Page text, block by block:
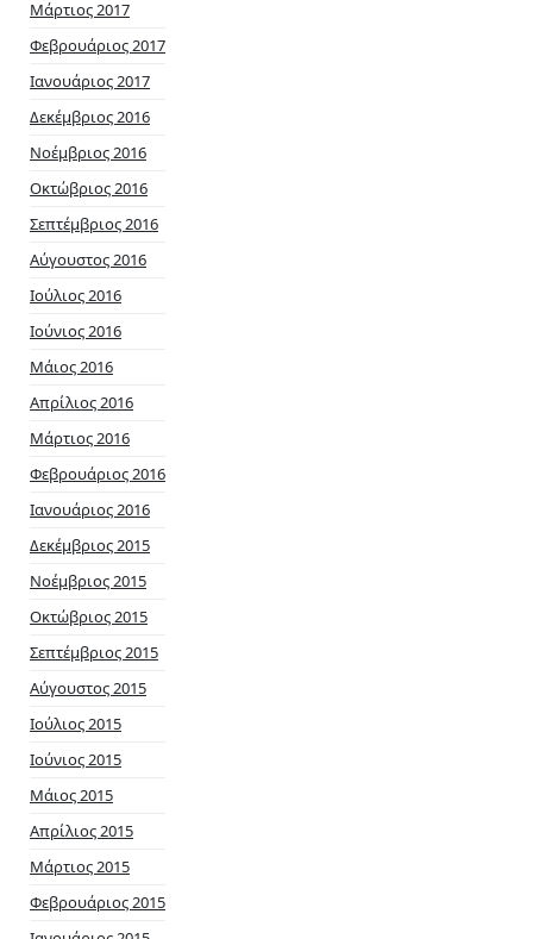
Μάρτιος 2017
Φεβρουάριος 2017
Ιανουάριος 2017
Δεκέμβριος 2016
Νοέμβριος 2016
Οκτώβριος 2016
Σεπτέμβριος 2016
Αύγουστος 2016
Ιούλιος 2016
Ιούνιος 2016
Μάιος 2016
Απρίλιος 2016
Μάρτιος 2016
Φεβρουάριος 2016
Ιανουάριος 2016
Δεκέμβριος 2015
Νοέμβριος 2015
Οκτώβριος 2015
Σεπτέμβριος 2015
Αύγουστος 2015
Ιούλιος 2015
Ιούνιος 2015
Μάιος 2015
Απρίλιος 2015
Μάρτιος 2015
Φεβρουάριος 2015